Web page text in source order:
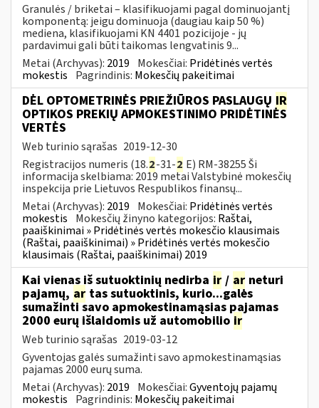
Granulės / briketai – klasifikuojami pagal dominuojantį
komponentą: jeigu dominuoja (daugiau kaip 50 %)
mediena, klasifikuojami KN 4401 pozicijoje - jų
pardavimui gali būti taikomas lengvatinis 9...
Metai (Archyvas): 2019 Mokesčiai: Pridėtinės vertės
mokestis Pagrindinis: Mokesčių pakeitimai
DĖL OPTOMETRINĖS PRIEŽIŪROS PASLAUGŲ IR
OPTIKOS PREKIŲ APMOKESTINIMO PRIDĖTINĖS
VERTĖS
Web turinio sąrašas 2019-12-30
Registracijos numeris (18.2-31-2 E) RM-38255 Ši
informacija skelbiama: 2019 metai Valstybinė mokesčių
inspekcija prie Lietuvos Respublikos finansų...
Metai (Archyvas): 2019 Mokesčiai: Pridėtinės vertės
mokestis Mokesčių žinyno kategorijos: Raštai,
paaiškinimai » Pridėtinės vertės mokesčio klausimais
(Raštai, paaiškinimai) » Pridėtinės vertės mokesčio
klausimais (Raštai, paaiškinimai) 2019
Kai vienas iš sutuoktinių nedirba ir / ar neturi
pajamų, ar tas sutuoktinis, kurio...galės
sumažinti savo apmokestinamąsias pajamas
2000 eurų išlaidomis už automobilio ir
Web turinio sąrašas 2019-03-12
Gyventojas galės sumažinti savo apmokestinamąsias
pajamas 2000 eurų suma.
Metai (Archyvas): 2019 Mokesčiai:Gyventojų pajamų
mokestis Pagrindinis: Mokesčių pakeitimai